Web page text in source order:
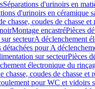
Séparations d'urinoirs en
d'urinoirs en céramique
chasse, coudes de chasse et
Montage encastréPièces
secteurA déclenchement
détachées pour A
sur secteurPièces
électronique du
chasse, coudes de chasse et
pour WC et vidoirs